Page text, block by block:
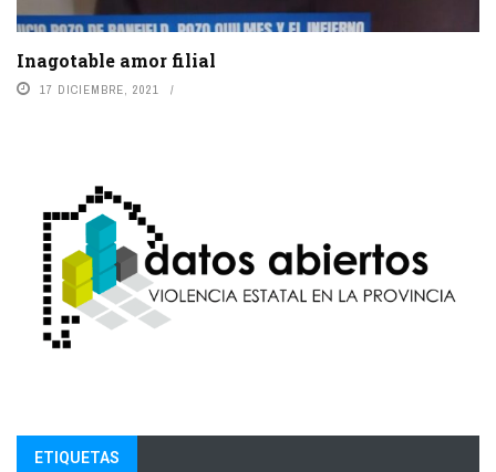
Inagotable amor filial
17 DICIEMBRE, 2021
ETIQUETAS